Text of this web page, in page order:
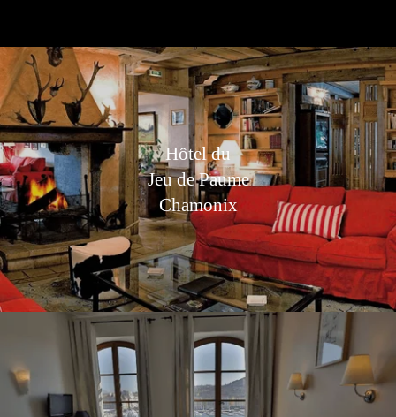
Hôtel du
Jeu de Paume
Chamonix